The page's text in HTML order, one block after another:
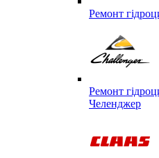
Ремонт
Ремонт
Челенджер